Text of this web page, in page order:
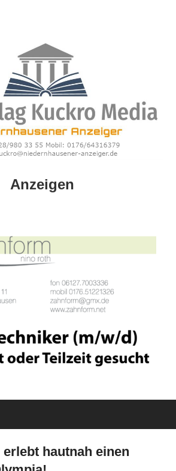
Anzeigen
hautnah einen